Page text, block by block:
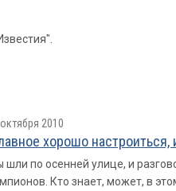
2010
хорошо
шли по осенней улице, и
Кто знает, может, в